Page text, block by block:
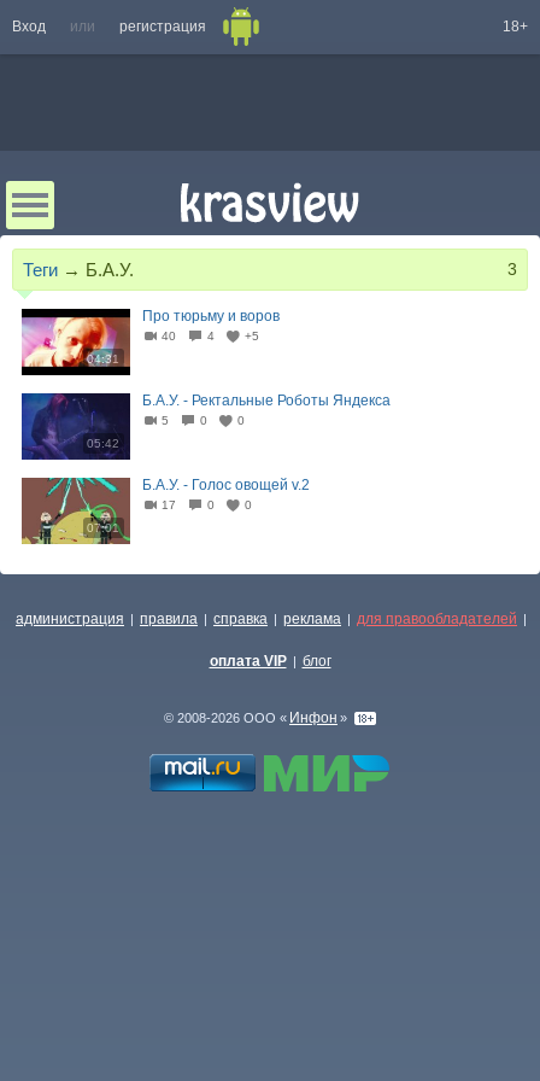
Вход или регистрация 18+
Теги → Б.А.У. 3
04:31
Про тюрьму и воров
40 4 +5
05:42
Б.А.У. - Ректальные Роботы Яндекса
5 0 0
07:01
Б.А.У. - Голос овощей v.2
17 0 0
администрация | правила | справка | реклама | для правообладателей |
оплата VIP | блог
© 2008-2026 ООО « Инфон »